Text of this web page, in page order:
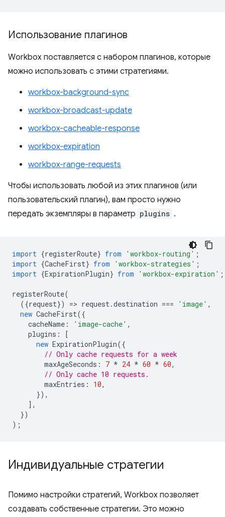
Использование плагинов
Workbox поставляется с набором плагинов, которые
можно использовать с этими стратегиями.
workbox-background-sync
workbox-broadcast-update
workbox-cacheable-response
workbox-expiration
workbox-range-requests
Чтобы использовать любой из этих плагинов (или
пользовательский плагин), вам просто нужно
передать экземпляры в параметр plugins .
import {registerRoute} from 'workbox-routing' ;
import {CacheFirst} from 'workbox-strategies' ;
import {ExpirationPlugin} from 'workbox-expiration' ;
registerRoute(
({request}) => request .destination === 'image' ,
new CacheFirst({
cacheName : 'image-cache' ,
plugins :
[
new ExpirationPlugin({
// Only cache requests for a week
maxAgeSeconds : 7 * 24 * 60 * 60,
// Only cache 10 requests.
maxEntries : 10,
}),
],
})
);
Индивидуальные стратегии
Помимо настройки стратегий, Workbox позволяет
создавать собственные стратегии. Это можно